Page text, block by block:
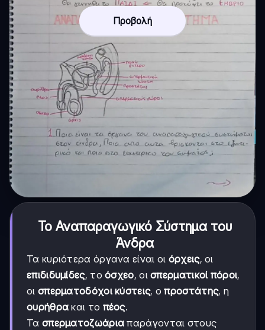
Προβολή
Το Αναπαραγωγικό Σύστημα του
Άνδρα
Τα κυριότερα όργανα είναι οι όρχεις, οι
επιδιδυμίδες, τοόσχεο, οισπερματικοί πόροι,
οι σπερματοδόχοι κύστεις, οπροστάτης, η
ουρήθρα και το πέος.
Τα σπερματοζωάρια παράγονται στους